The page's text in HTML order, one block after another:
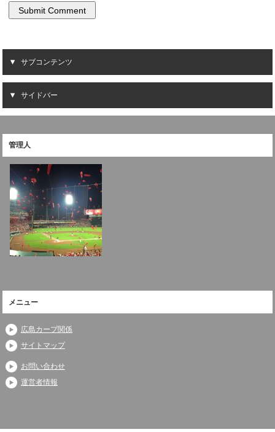
サブコンテンツ
サイドバー
管理人
メニュー
広島カープ関係
サイトマップ
お問い合わせ
運営者情報